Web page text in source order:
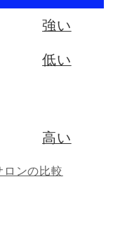
強い
低い
高い
ロンの比較